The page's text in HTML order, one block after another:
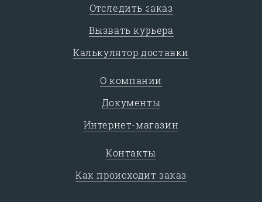
Отследить заказ
Вызвать курьера
Калькулятор доставки
О компании
Документы
Интернет-магазин
Контакты
Как происходит заказ